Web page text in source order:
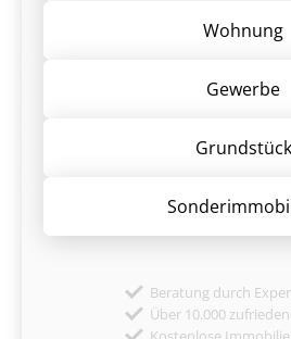
Wohnung
Gewerbe
Grund­stück
Beratung durch
Über 10.000